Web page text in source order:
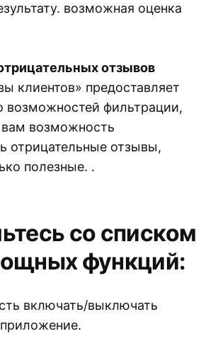
возможная оценка
отзывов
клиентов» предоставляет
возможностей фильтрации,
возможность
отрицательные отзывы,
полезные. .
со списком
функций:
включать/выключать